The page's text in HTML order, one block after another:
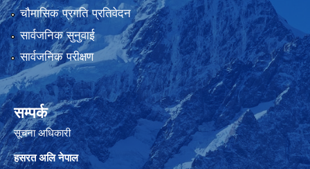
चौमासिक प्रगति प्रतिवेदन
सार्वजनिक सुनुवाई
सार्वजनिक परीक्षण
सम्पर्क
सूचना अधिकारी
हसरत अलि नेपाल